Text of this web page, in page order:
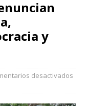
y
desactivados